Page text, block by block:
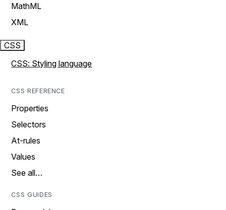
MathML
XML
CSS
CSS: Styling language
CSS REFERENCE
Properties
Selectors
At-rules
Values
See all…
CSS GUIDES